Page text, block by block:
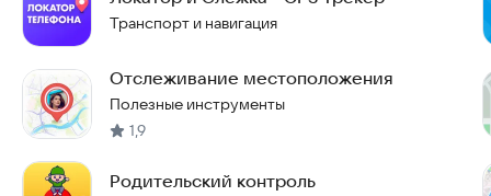
Круглосуточно в чате приложения, по email:
support@gdemoideti.ru и на странице FAQ:
https://gdemoideti.ru/faq
Транспорт и навигация
Отслеживание местоположения
Полезные инструменты
1,9
Родительский контроль